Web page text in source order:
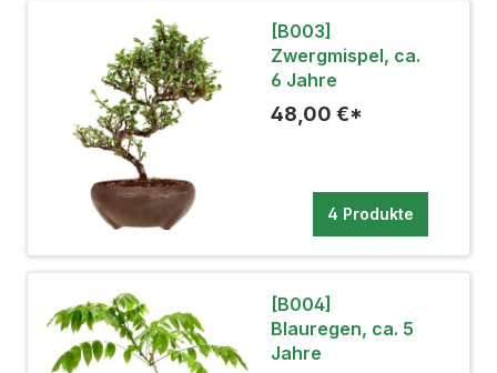
[B003]
Zwergmispel, ca.
6 Jahre
48,00 €*
4 Produkte
[B004]
Blauregen, ca. 5
Jahre